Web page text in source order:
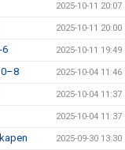
2025-10-11 20:07
2025-10-11 20:00
6 2025-10-11 19:49
2025-10-04 11:46
2025-10-04 11:37
2025-10-04 11:37
2025-09-30 13:30